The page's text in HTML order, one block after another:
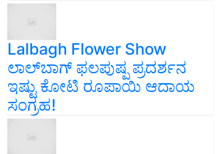
Lalbagh Flower Show
ಲಾಲ್‌ಬಾಗ್ ಫಲಪುಷ್ಪ ಪ್ರದರ್ಶನ
ಇಷ್ಟು ಕೋಟಿ ರೂಪಾಯಿ ಆದಾಯ
ಸಂಗ್ರಹ!